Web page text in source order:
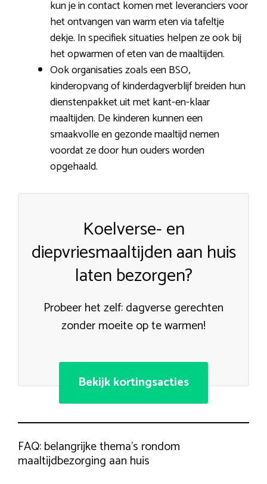
kun je in contact komen met leveranciers voor
het ontvangen van warm eten via tafeltje
dekje. In specifiek situaties helpen ze ook bij
het opwarmen of eten van de maaltijden.
Ook organisaties zoals een BSO,
kinderopvang of kinderdagverblijf breiden hun
dienstenpakket uit met kant-en-klaar
maaltijden. De kinderen kunnen een
smaakvolle en gezonde maaltijd nemen
voordat ze door hun ouders worden
opgehaald.
Koelverse- en
diepvriesmaaltijden aan huis
laten bezorgen?
Probeer het zelf: dagverse gerechten
zonder moeite op te warmen!
Bekijk kortingsacties
FAQ: belangrijke thema’s rondom
maaltijdbezorging aan huis